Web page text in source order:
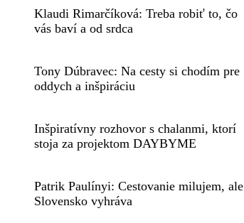
Klaudi Rimarčíková: Treba robiť to, čo
vás baví a od srdca
Tony Dúbravec: Na cesty si chodím pre
oddych a inšpiráciu
Inšpiratívny rozhovor s chalanmi, ktorí
stoja za projektom DAYBYME
Patrik Paulínyi: Cestovanie milujem, ale
Slovensko vyhráva